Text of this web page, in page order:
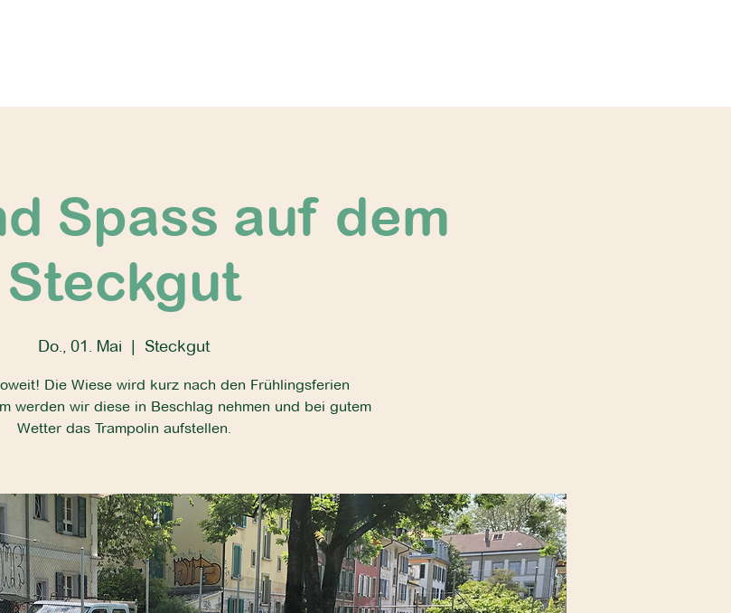
Spass auf dem
Steckgut
Do., 01. Mai
  |
Steckgut
Die Wiese wird kurz nach den Frühlingsferien
werden wir diese in Beschlag nehmen und bei gutem
Wetter das Trampolin aufstellen.